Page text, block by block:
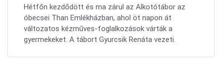
Hétfőn kezdődött és ma zárul az Alkotótábor az
óbecsei Than Emlékházban, ahol öt napon át
változatos kézműves-foglalkozások várták a
gyermekeket. A tábort Gyurcsik Renáta vezeti.